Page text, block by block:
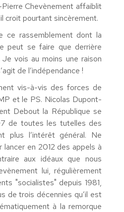
Chevènement affaiblit
croit pourtant sincèrement.
ce rassemblement dont la
peut se faire que derrière
vois au moins une raison
de l’indépendance !
vis-à-vis des forces de
et le PS. Nicolas Dupont-
Debout la République se
de toutes les tutelles des
plus l’intérêt général. Ne
lancer en 2012 des appels à
aux idéaux que nous
lui, régulièrement
"socialistes" depuis 1981,
de trois décennies qu’il est
à la remorque